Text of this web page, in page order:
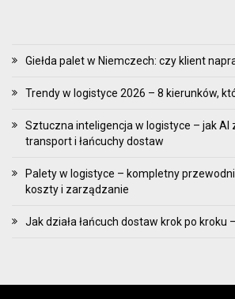
Giełda palet w Niemczech: czy klient
Trendy w logistyce 2026 – 8 kierunków,
Sztuczna inteligencja w logistyce – jak AI
transport i łańcuchy dostaw
Palety w logistyce – kompletny
koszty i zarządzanie
Jak działa łańcuch dostaw krok po kroku